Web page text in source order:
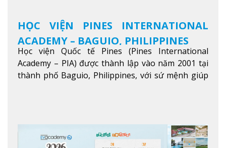
HỌC VIỆN PINES INTERNATIONAL
ACADEMY – BAGUIO, PHILIPPINES
Học viện Quốc tế Pines (Pines International
Academy – PIA) được thành lập vào năm 2001 tại
thành phố Baguio, Philippines, với sứ mệnh giúp